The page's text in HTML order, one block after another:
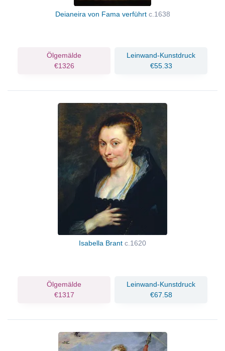
Deianeira von Fama verführt c.1638
Ölgemälde
€1326
Leinwand-Kunstdruck
€55.33
Isabella Brant c.1620
Ölgemälde
€1317
Leinwand-Kunstdruck
€67.58